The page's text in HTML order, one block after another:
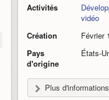
Activités
vidéo
Création
Février
Pays
d'origine
États-
Plus